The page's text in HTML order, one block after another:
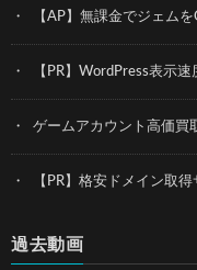
【AP】無課金でジェム
【PR】WordPress表示
ゲームアカウント高価買
【PR】格安ドメイン取
過去動画